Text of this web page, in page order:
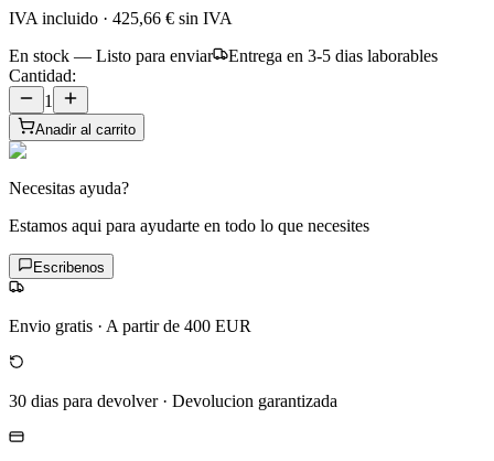
IVA incluido · 425,66 € sin IVA
En stock — Listo para enviar
Entrega en 3-5 dias laborables
Cantidad:
1
Anadir al carrito
Necesitas ayuda?
Estamos aqui para ayudarte en todo lo que necesites
Escribenos
Envio gratis · A partir de 400 EUR
30 dias para devolver· Devolucion garantizada